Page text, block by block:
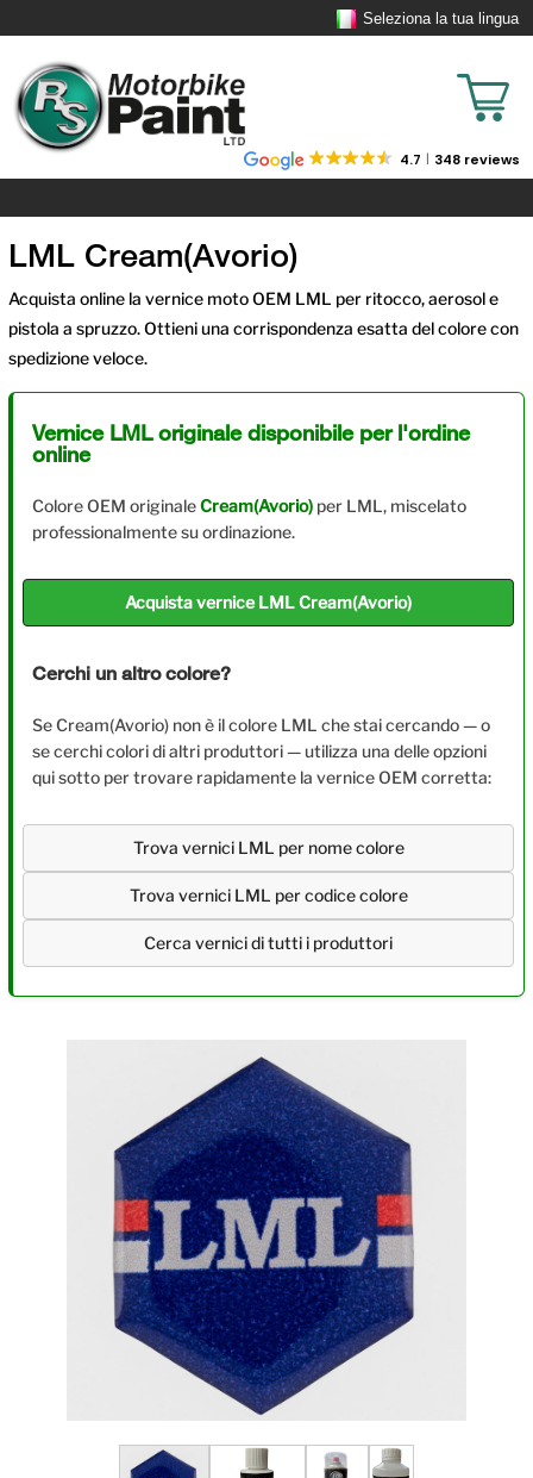
Seleziona la tua lingua
4.7 348 reviews
LML Cream(Avorio)
Acquista online la vernice moto OEM LML per ritocco, aerosol e
pistola a spruzzo. Ottieni una corrispondenza esatta del colore con
spedizione veloce.
Vernice LML originale disponibile per l'ordine
online
Colore OEM originaleCream(Avorio) per LML, miscelato
professionalmente su ordinazione.
Acquista vernice LML Cream(Avorio)
Cerchi un altro colore?
Se Cream(Avorio) non è il colore LML che stai cercando — o
se cerchi colori di altri produttori — utilizza una delle opzioni
qui sotto per trovare rapidamente la vernice OEM corretta:
Trova vernici LML per nome colore
Trova vernici LML per codice colore
Cerca vernici di tutti i produttori